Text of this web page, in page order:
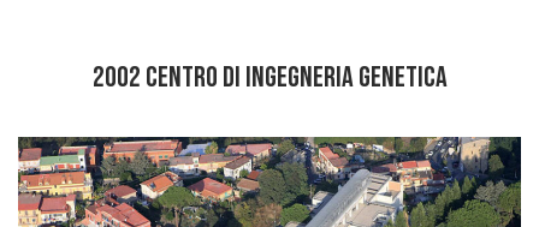
2002 CENTRO DI INGEGNERIA GENETICA